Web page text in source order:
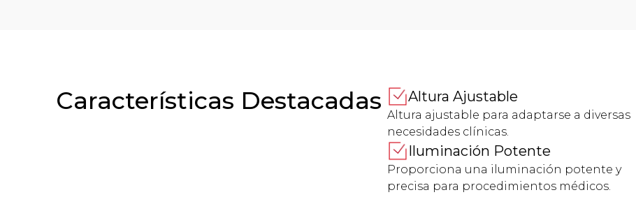
Características Destacadas Altura Ajustable
Altura ajustable para adaptarse a diversas
necesidades clínicas.
Iluminación Potente
Proporciona una iluminación potente y
precisa para procedimientos médicos.